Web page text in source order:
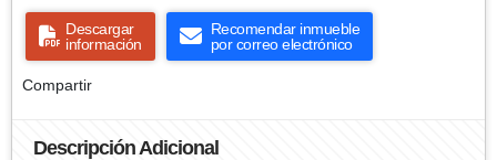
Descargar
información
Recomendar inmueble
por correo electrónico
Compartir
Descripción Adicional